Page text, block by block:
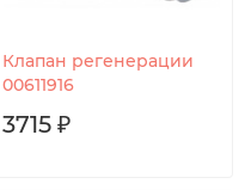
Клапан регенерации
00611916
3715 ₽